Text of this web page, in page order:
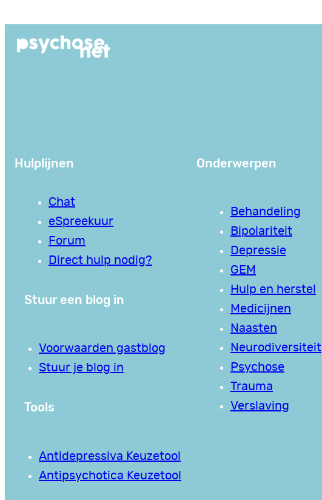
de
Hulplijnen
Chat
eSpreekuur
Forum
Direct hulp nodig?
Stuur een blog in
Voorwaarden gastblog
Stuur je blog in
Tools
Antidepressiva Keuzetool
Antipsychotica Keuzetool
Onderwerpen
Behandeling
Bipolariteit
Depressie
GEM
Hulp en herstel
Medicijnen
Naasten
Neurodiversiteit
Psychose
Trauma
Verslaving